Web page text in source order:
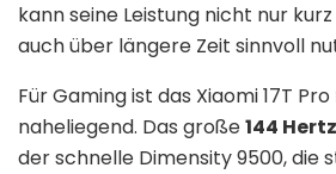
kann seine Leistung nicht nur
auch über längere Zeit sinnvoll
Für Gaming ist das Xiaomi 17T
naheliegend. Das große144
der schnelle Dimensity 9500, die